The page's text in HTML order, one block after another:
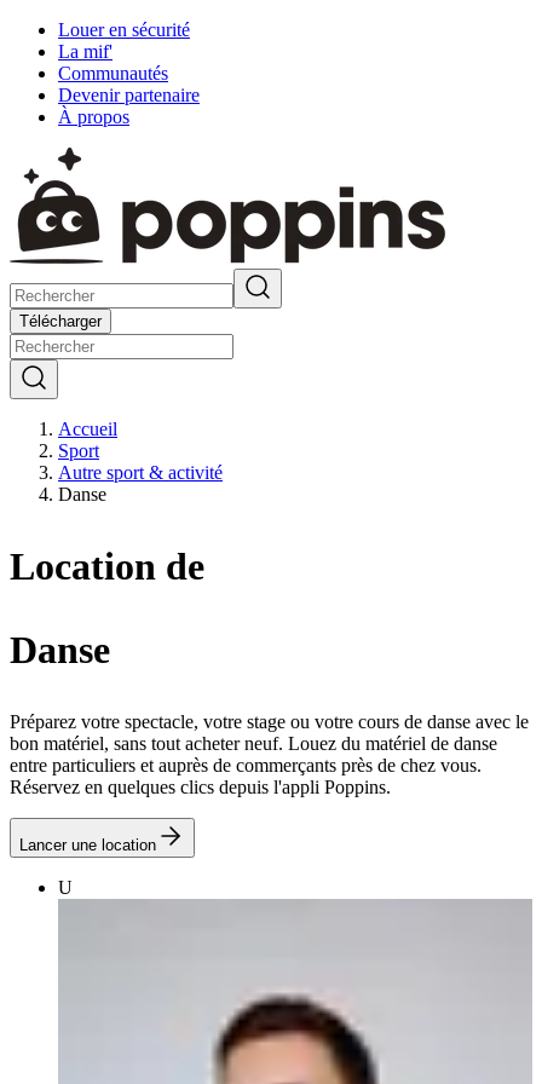
Louer en sécurité
La mif'
Communautés
Devenir partenaire
À propos
Télécharger
Accueil
Sport
Autre sport & activité
Danse
Location de
Danse
Préparez votre spectacle, votre stage ou votre cours de danse avec le
bon matériel, sans tout acheter neuf. Louez du matériel de danse
entre particuliers et auprès de commerçants près de chez vous.
Réservez en quelques clics depuis l'appli Poppins.
Lancer une location
U